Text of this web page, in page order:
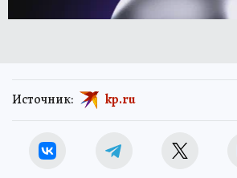
Источник: kp.ru